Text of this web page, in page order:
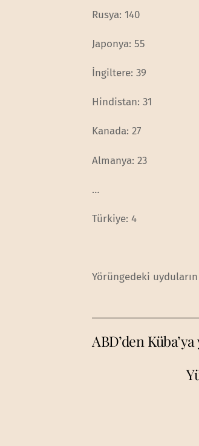
Rusya: 140
Japonya: 55
İngiltere: 39
Hindistan: 31
Kanada: 27
Almanya: 23
…
Türkiye: 4
Yörüngedeki
ABD’den